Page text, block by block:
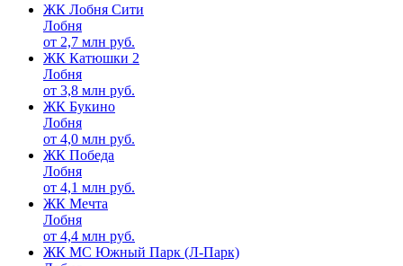
ЖК Лобня Сити
Лобня
от 2,7 млн руб.
ЖК Катюшки 2
Лобня
от 3,8 млн руб.
ЖК Букино
Лобня
от 4,0 млн руб.
ЖК Победа
Лобня
от 4,1 млн руб.
ЖК Мечта
Лобня
от 4,4 млн руб.
ЖК МС Южный Парк (Л-Парк)